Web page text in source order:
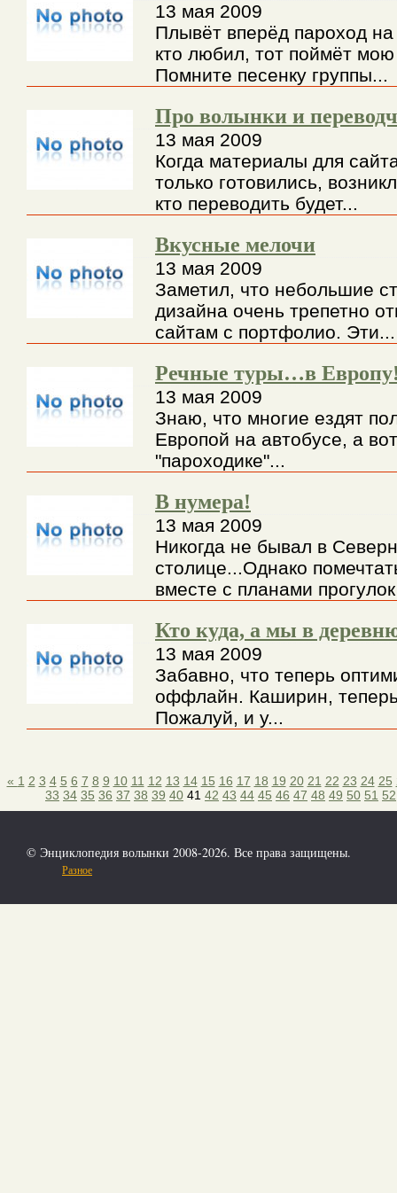
13 мая 2009
Плывёт вперёд пароход
кто любил, тот поймёт
Помните песенку группы...
Про волынки и
13 мая 2009
Когда материалы для
только готовились,
кто переводить будет...
Вкусные мелочи
13 мая 2009
Заметил, что небольшие
дизайна очень трепетно
сайтам с портфолио. Эти...
Речные туры…в
13 мая 2009
Знаю, что многие ездят
Европой на автобусе, а
"пароходике"...
В нумера!
13 мая 2009
Никогда не бывал в
столице...Однако
вместе с планами
Кто куда, а мы в
13 мая 2009
Забавно, что теперь
оффлайн. Каширин,
Пожалуй, и у...
« 1 2 3 4 5 6 7 8 9 10 11 12 13 14 15 16 17 18 19 20 21 22 23 24 25
33 34 35 36 37 38 39 40 41 42 43 44 45 46 47 48 49 50 51 52
© Энциклопедия волынки 2008-2026. Все права защищены.
Разное